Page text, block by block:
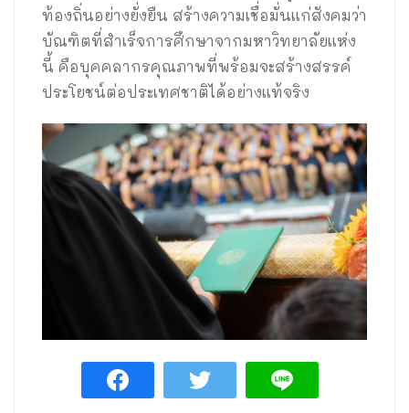
ท้องถิ่นอย่างยั่งยืน สร้างความเชื่อมั่นแก่สังคมว่า
บัณฑิตที่สำเร็จการศึกษาจากมหาวิทยาลัยแห่ง
นี้ คือบุคคลากรคุณภาพที่พร้อมจะสร้างสรรค์
ประโยชน์ต่อประเทศชาติได้อย่างแท้จริง